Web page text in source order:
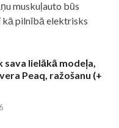
muskuļauto būs
kā pilnībā elektrisks
sava lielākā modeļa,
Peaq, ražošanu (+